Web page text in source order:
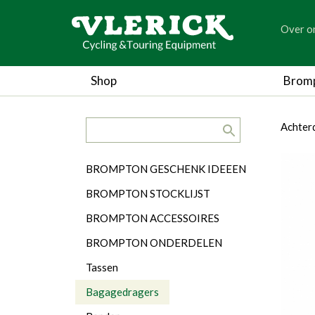
Over
Shop
Categorieën
BROMPTON GESCHENK IDEEEN
BROMPTON STOCKLIJST
BROMPTON ACCESSOIRES
BROMPTON ONDERDELEN
Tassen
Bagagedragers